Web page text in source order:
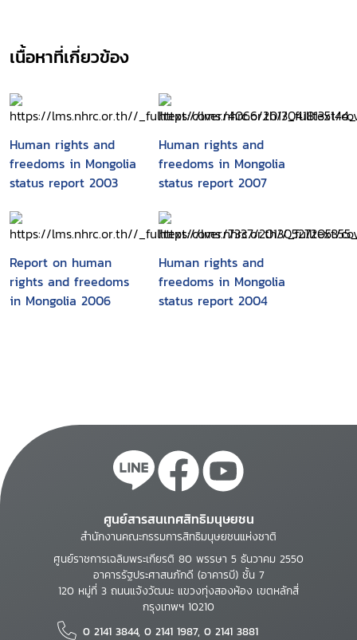
เนื้อหาที่เกี่ยวข้อง
Human rights and
freedoms in Mongolia
status report 2003
Human rights and
freedoms in Mongolia
status report 2007
Report on human
rights and freedoms
in Mongolia 2006
Human rights and
freedoms in Mongolia
status report 2004
ศูนย์สารสนเทศสิทธิมนุษยชน
สำนักงานคณะกรรมการสิทธิมนุษยชนแห่งชาติ
ศูนย์ราชการเฉลิมพระเกียรติ 80 พรรษา 5 ธันวาคม 2550
อาคารรัฐประศาสนภักดี (อาคารบี) ชั้น 7
120 หมู่ที่ 3 ถนนแจ้งวัฒนะ แขวงทุ่งสองห้อง เขตหลักสี่
กรุงเทพฯ 10210
0 2141 3844, 0 2141 1987, 0 2141 3881